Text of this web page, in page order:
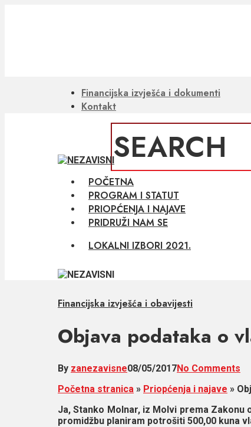
Financijska izvješća i dokumenti
Kontakt
Close
Search
Menu
POČETNA
PROGRAM I STATUT
PRIOPĆENJA I NAJAVE
PRIDRUŽI NAM SE
LOKALNI IZBORI 2021.
Financijska izvješća i obavijesti
Objava podataka o
By zanezavisne08/05/2017No Comments
Početna stranica » Priopćenja i najave »
Ja, Stanko Molnar, iz Molvi prema
promidžbu planiram potrošiti 500,00 kuna